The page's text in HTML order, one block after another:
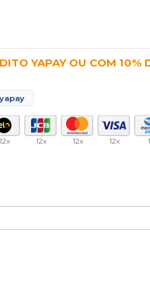
YAPAY OU COM 10%
12x 12x 12x 12x